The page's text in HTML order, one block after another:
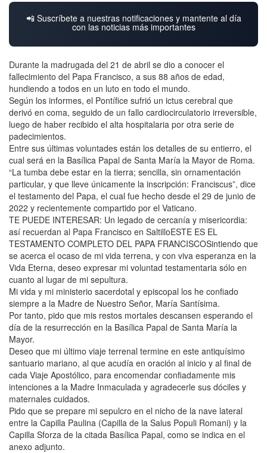
📲 Suscríbete a nuestras notificaciones y mantente al día
con las noticias más importantes
Durante la madrugada del 21 de abril se dio a conocer el
fallecimiento del Papa Francisco, a sus 88 años de edad,
hundiendo a todos en un luto en todo el mundo.
Según los informes, el Pontífice sufrió un ictus cerebral que
derivó en coma, seguido de un fallo cardiocirculatorio irreversible,
luego de haber recibido el alta hospitalaria por otra serie de
padecimientos.
Entre sus últimas voluntades están los detalles de su entierro, el
cual será en la Basílica Papal de Santa María la Mayor de Roma.
“La tumba debe estar en la tierra; sencilla, sin ornamentación
particular, y que lleve únicamente la inscripción: Franciscus”, dice
el testamento del Papa, el cual fue hecho desde el 29 de junio de
2022 y recientemente compartido por el Vaticano.
TE PUEDE INTERESAR: Un legado de cercanía y misericordia:
así recuerdan al Papa Francisco en SaltilloESTE ES EL
TESTAMENTO COMPLETO DEL PAPA FRANCISCOSintiendo que
se acerca el ocaso de mi vida terrena, y con viva esperanza en la
Vida Eterna, deseo expresar mi voluntad testamentaria sólo en
cuanto al lugar de mi sepultura.
Mi vida y mi ministerio sacerdotal y episcopal los he confiado
siempre a la Madre de Nuestro Señor, María Santísima.
Por tanto, pido que mis restos mortales descansen esperando el
día de la resurrección en la Basílica Papal de Santa María la
Mayor.
Deseo que mi último viaje terrenal termine en este antiquísimo
santuario mariano, al que acudía en oración al inicio y al final de
cada Viaje Apostólico, para encomendar confiadamente mis
intenciones a la Madre Inmaculada y agradecerle sus dóciles y
maternales cuidados.
Pido que se prepare mi sepulcro en el nicho de la nave lateral
entre la Capilla Paulina (Capilla de la Salus Populi Romani) y la
Capilla Sforza de la citada Basílica Papal, como se indica en el
anexo adjunto.